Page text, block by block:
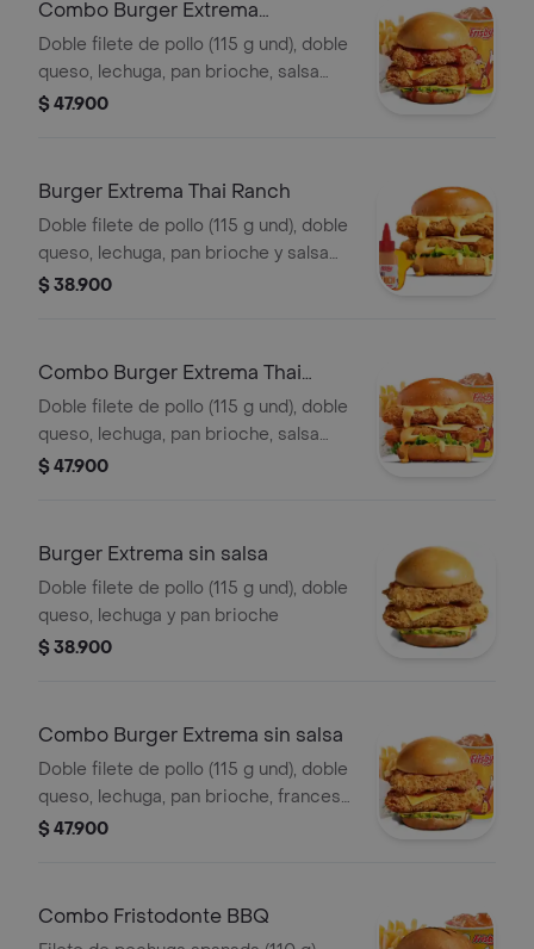
Combo Burger Extrema
Polynesian Beach
Doble filete de pollo (115 g und), doble
queso, lechuga, pan brioche, salsa
Polynesian beach, francesa mediana
$ 47.900
Burger Extrema Thai Ranch
Doble filete de pollo (115 g und), doble
queso, lechuga, pan brioche y salsa
Thai ranch
$ 38.900
Combo Burger Extrema Thai
Ranch
Doble filete de pollo (115 g und), doble
queso, lechuga, pan brioche, salsa
Thai ranch, francesa mediana (60 g) y
$ 47.900
Burger Extrema sin salsa
Doble filete de pollo (115 g und), doble
queso, lechuga y pan brioche
$ 38.900
Combo Burger Extrema sin salsa
Doble filete de pollo (115 g und), doble
queso, lechuga, pan brioche, francesa
mediana (60 g) y gaseosa (325 ml)
$ 47.900
Combo Fristodonte BBQ